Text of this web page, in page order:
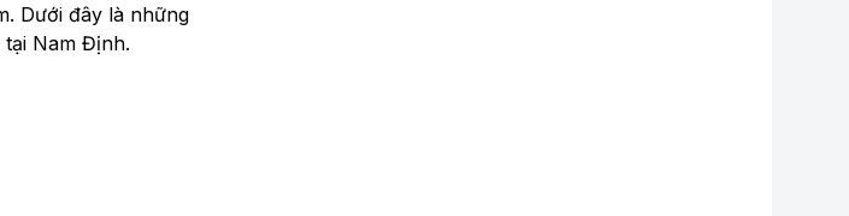
Dưới đây là những
Nam Định.